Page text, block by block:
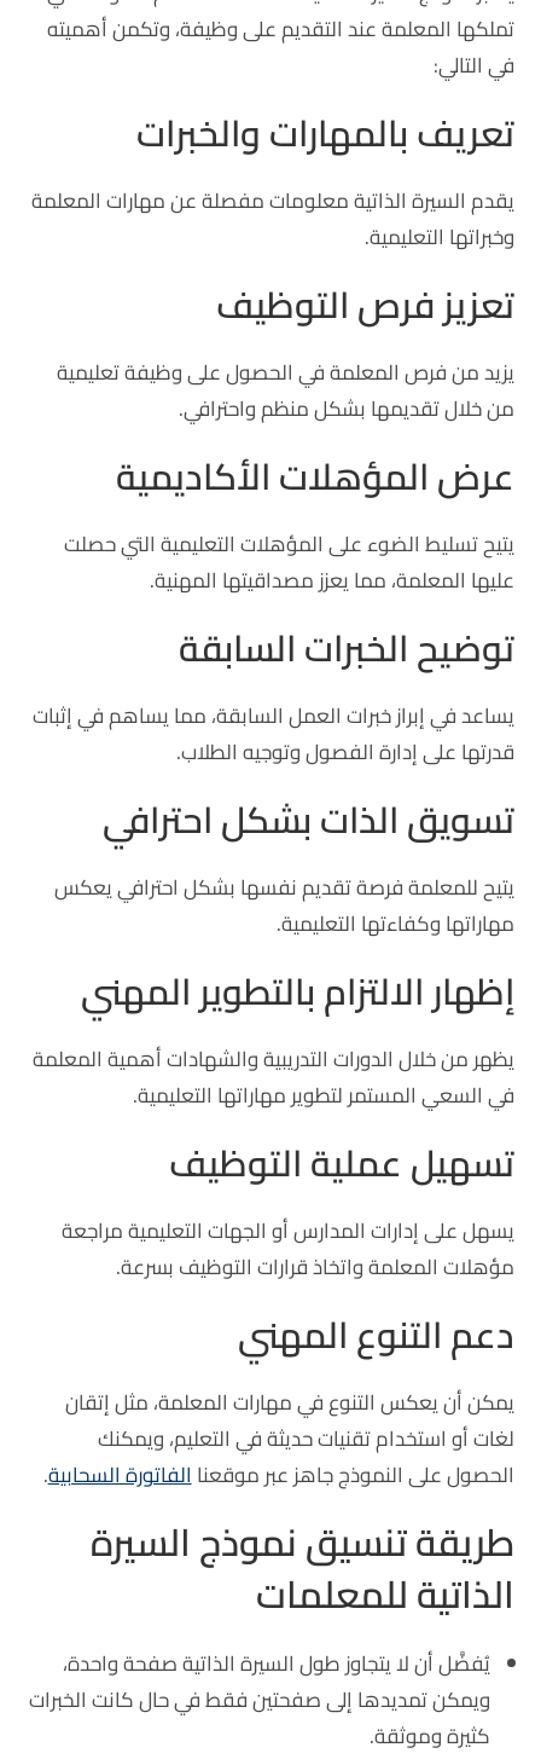
تملكها المعلمة عند التقديم على وظيفة، وتكمن أهميته
في التالي:
تعريف بالمهارات والخبرات
يقدم السيرة الذاتية معلومات مفصلة عن مهارات المعلمة
وخبراتها التعليمية.
تعزيز فرص التوظيف
يزيد من فرص المعلمة في الحصول على وظيفة تعليمية
من خلال تقديمها بشكل منظم واحترافي.
عرض المؤهلات الأكاديمية
يتيح تسليط الضوء على المؤهلات التعليمية التي حصلت
عليها المعلمة، مما يعزز مصداقيتها المهنية.
توضيح الخبرات السابقة
يساعد في إبراز خبرات العمل السابقة، مما يساهم في إثبات
قدرتها على إدارة الفصول وتوجيه الطلاب.
تسويق الذات بشكل احترافي
يتيح للمعلمة فرصة تقديم نفسها بشكل احترافي يعكس
مهاراتها وكفاءتها التعليمية.
إظهار الالتزام بالتطوير المهني
يظهر من خلال الدورات التدريبية والشهادات أهمية المعلمة
في السعي المستمر لتطوير مهاراتها التعليمية.
تسهيل عملية التوظيف
يسهل على إدارات المدارس أو الجهات التعليمية مراجعة
مؤهلات المعلمة واتخاذ قرارات التوظيف بسرعة.
دعم التنوع المهني
يمكن أن يعكس التنوع في مهارات المعلمة، مثل إتقان
لغات أو استخدام تقنيات حديثة في التعليم، ويمكنك
الحصول على النموذج جاهز عبر موقعناالفاتورة السحابية.
طريقة تنسيق نموذج السيرة
الذاتية للمعلمات
يُفضَّل أن لا يتجاوز طول السيرة الذاتية صفحة واحدة،
ويمكن تمديدها إلى صفحتين فقط في حال كانت الخبرات
كثيرة وموثقة.